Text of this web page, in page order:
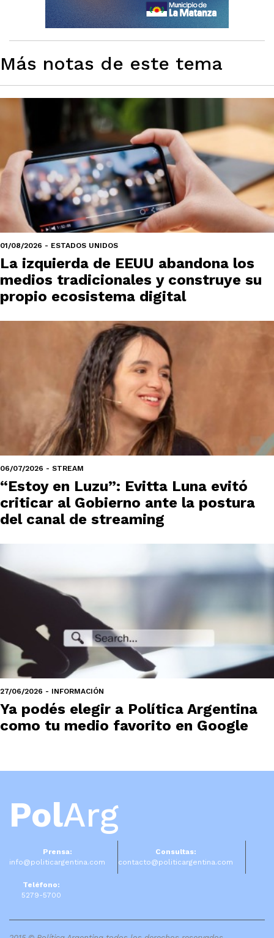
Más notas de este tema
01/08/2026 - ESTADOS UNIDOS
La izquierda de EEUU abandona los
medios tradicionales y construye su
propio ecosistema digital
06/07/2026 - STREAM
“Estoy en Luzu”: Evitta Luna evitó
criticar al Gobierno ante la postura
del canal de streaming
27/06/2026 - INFORMACIÓN
Ya podés elegir a Política Argentina
como tu medio favorito en Google
PolArg
Prensa:
info@politicargentina.com
Consultas:
contacto@politicargentina.com
Teléfono:
5279-5700